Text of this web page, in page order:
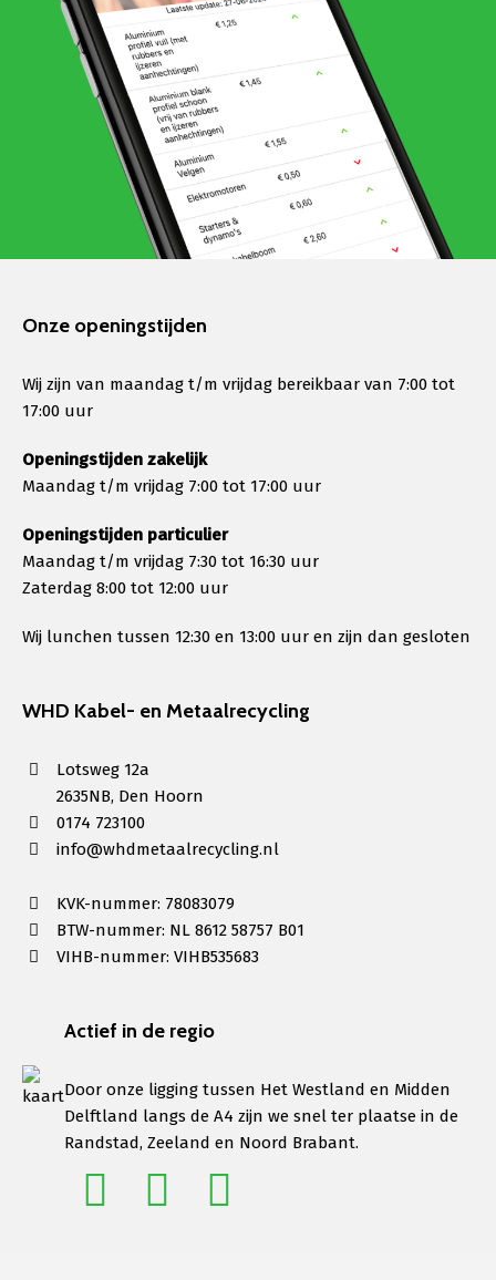
Onze openingstijden
Wij zijn van maandag t/m vrijdag bereikbaar van 7:00 tot
17:00 uur
Openingstijden zakelijk
Maandag t/m vrijdag 7:00 tot 17:00 uur
Openingstijden particulier
Maandag t/m vrijdag 7:30 tot 16:30 uur
Zaterdag 8:00 tot 12:00 uur
Wij lunchen tussen 12:30 en 13:00 uur en zijn dan gesloten
WHD Kabel- en Metaalrecycling
Lotsweg 12a
2635NB, Den Hoorn
0174 723100
info@whdmetaalrecycling.nl
KVK-nummer: 78083079
BTW-nummer: NL 8612 58757 B01
VIHB-nummer: VIHB535683
Actief in de regio
Door onze ligging tussen Het Westland en Midden
Delftland langs de A4 zijn we snel ter plaatse in de
Randstad, Zeeland en Noord Brabant.